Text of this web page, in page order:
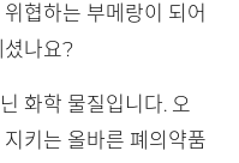
협하는 부메랑이 되어
셨나요?
화학 물질입니다. 오
키는 올바른 폐의약품